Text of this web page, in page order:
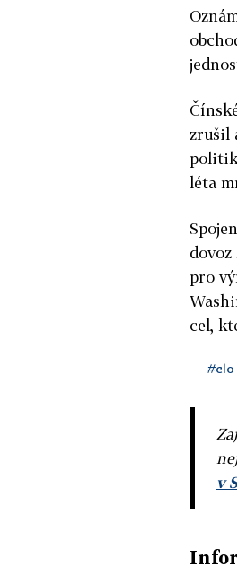
zrušil
léta
pro
cel,
#clo
v